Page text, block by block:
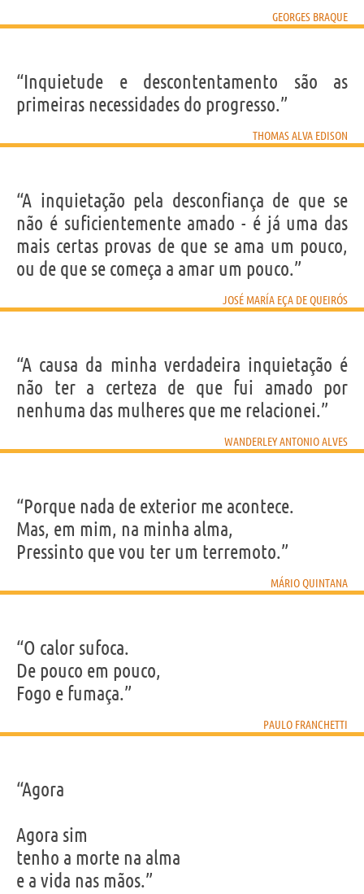
GEORGES BRAQUE
“Inquietude e descontentamento são as
primeiras necessidades do progresso.”
THOMAS ALVA EDISON
“A inquietação pela desconfiança de que se
não é suficientemente amado - é já uma das
mais certas provas de que se ama um pouco,
ou de que se começa a amar um pouco.”
JOSÉ MARÍA EÇA DE QUEIRÓS
“A causa da minha verdadeira inquietação é
não ter a certeza de que fui amado por
nenhuma das mulheres que me relacionei.”
WANDERLEY ANTONIO ALVES
“Porque nada de exterior me acontece.
Mas, em mim, na minha alma,
Pressinto que vou ter um terremoto.”
MÁRIO QUINTANA
“O calor sufoca.
De pouco em pouco,
Fogo e fumaça.”
PAULO FRANCHETTI
“Agora
Agora sim
tenho a morte na alma
e a vida nas mãos.”